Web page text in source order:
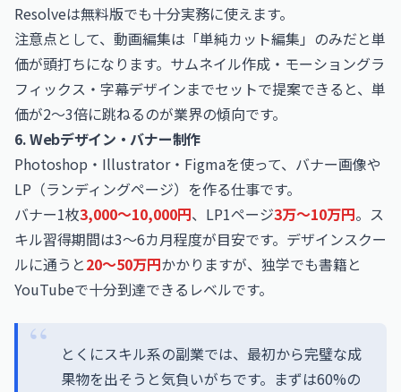
Resolveは無料版でも十分実務に使えます。
注意点として、動画編集は「単純カット編集」のみだと単
価が頭打ちになります。サムネイル作成・モーショングラ
フィックス・字幕デザインまでセットで提案できると、単
価が2〜3倍に跳ねるのが業界の傾向です。
6. Webデザイン・バナー制作
Photoshop・Illustrator・Figmaを使って、バナー画像や
LP（ランディングページ）を作る仕事です。
バナー1枚3,000〜10,000円、LP1ページ3万〜10万円。ス
キル習得期間は3〜6カ月程度が目安です。デザインスクー
ルに通うと20〜50万円かかりますが、独学でも書籍と
YouTubeで十分到達できるレベルです。
とくにスキル系の副業では、最初から完璧な成
果物を出そうと気負いがちです。まずは60%の